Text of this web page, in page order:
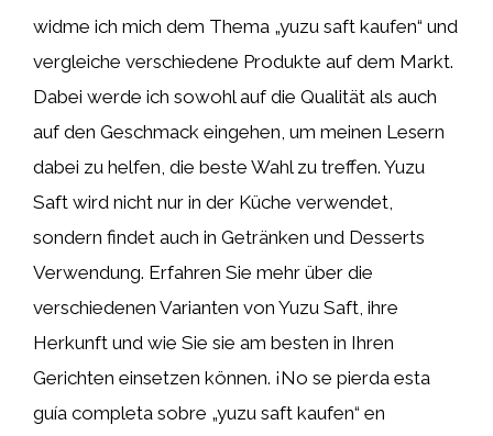
widme ich mich dem Thema „yuzu saft kaufen“ und
vergleiche verschiedene Produkte auf dem Markt.
Dabei werde ich sowohl auf die Qualität als auch
auf den Geschmack eingehen, um meinen Lesern
dabei zu helfen, die beste Wahl zu treffen. Yuzu
Saft wird nicht nur in der Küche verwendet,
sondern findet auch in Getränken und Desserts
Verwendung. Erfahren Sie mehr über die
verschiedenen Varianten von Yuzu Saft, ihre
Herkunft und wie Sie sie am besten in Ihren
Gerichten einsetzen können. ¡No se pierda esta
guía completa sobre „yuzu saft kaufen“ en